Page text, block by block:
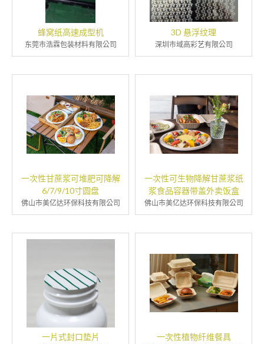
蜂窝纸高速成型机
东莞市浩霖包装材料有限公司
3D 悬浮纹理
深圳市域高彩艺有限公司
一次性甘蔗浆可堆肥可降解
6/7/9/10寸圆盘
佛山市美亿达环保科技有限公司
一次性可生物降解甘蔗浆纸
浆食品容器带盖外卖饭盒
佛山市美亿达环保科技有限公司
一片式封口垫片 一次性植物纤维餐具